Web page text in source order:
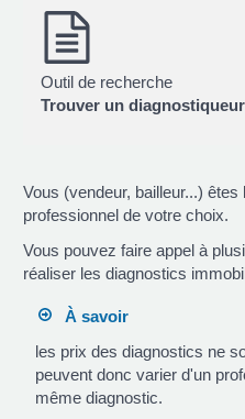
Outil de recherche
Trouver un
Vous (vendeur, bailleur...) êtes
professionnel de votre choix.
Vous pouvez faire appel à
réaliser les diagnostics
À savoir
les prix des diagnostics ne
peuvent donc varier d'un
même diagnostic.